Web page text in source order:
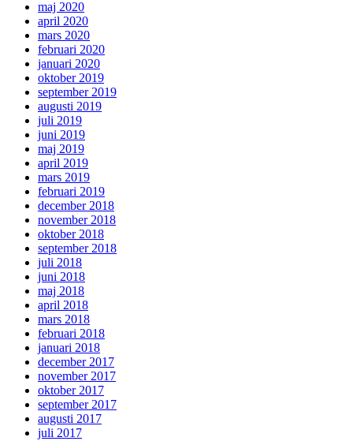
maj 2020
april 2020
mars 2020
februari 2020
januari 2020
oktober 2019
september 2019
augusti 2019
juli 2019
juni 2019
maj 2019
april 2019
mars 2019
februari 2019
december 2018
november 2018
oktober 2018
september 2018
juli 2018
juni 2018
maj 2018
april 2018
mars 2018
februari 2018
januari 2018
december 2017
november 2017
oktober 2017
september 2017
augusti 2017
juli 2017